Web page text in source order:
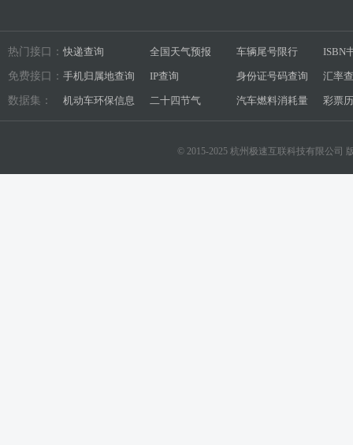
热门接口： 快递查询 全国天气预报 车辆尾号限行 ISBN
免费接口： 手机归属地查询 IP查询 身份证号码查询 汇率
数据集： 机动车环保信息 二十四节气 汽车燃料消耗量 彩票
© 2015-2025 杭州极速互联科技有限公司